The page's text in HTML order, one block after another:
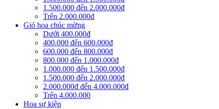
1.500.000 đến 2.000.000đ
Trên 2.000.000đ
Giỏ hoa chúc mừng
Dưới 400.000đ
400.000 đến 600.000đ
600.000 đến 800.000đ
800.000 đến 1.000.000đ
1.000.000 đến 1.500.000đ
1.500.000 đến 2.000.000đ
2.000.000đ đến 4.000.000đ
Trên 4.000.000
Hoa sự kiện